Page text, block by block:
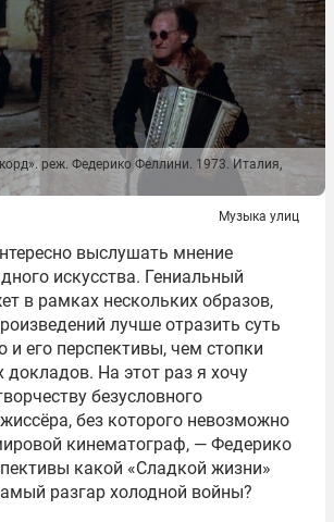
реж. Федерико Феллини. 1973. Италия,
Музыка улиц
выслушать мнение
искусства. Гениальный
в рамках нескольких образов,
лучше отразить суть
и его перспективы, чем стопки
докладов. На этот раз я хочу
безусловного
без которого невозможно
кинематограф, — Федерико
какой «Сладкой жизни»
разгар холодной войны?